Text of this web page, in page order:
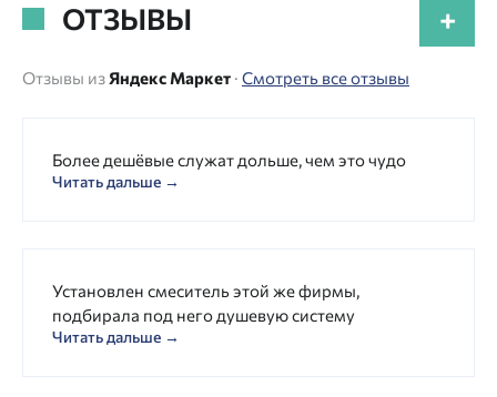
ОТЗЫВЫ +
Отзывы из Яндекс Маркет · Смотреть все отзывы
Более дешёвые служат дольше, чем это чудо
Читать дальше →
Установлен смеситель этой же фирмы,
подбирала под него душевую систему
Читать дальше →